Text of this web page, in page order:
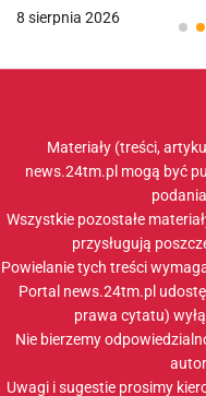
8 sierpnia 2026
Materiały (treści,
news.24tm.pl mogą być
Wszystkie pozostałe
przysługują
Powielanie tych treści
Portal news.24tm.pl
prawa cytatu)
Nie bierzemy
Uwagi i sugestie prosimy